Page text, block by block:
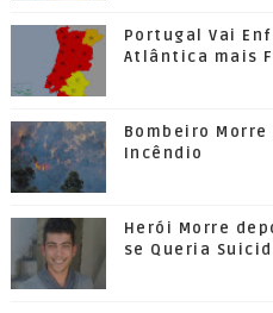
Portugal Vai
Atlântica mais
Bombeiro
Incêndio
Herói Morre
se Queria